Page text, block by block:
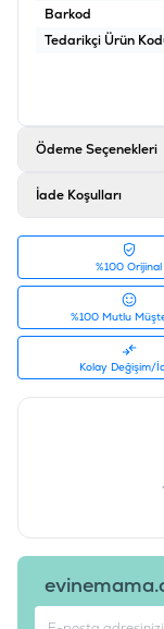
Barkod
Tedarikçi Ürün
Ödeme Seçenekleri
İade Koşulları
%100 Orijinal
%100 Mutlu
Kolay Değişim/